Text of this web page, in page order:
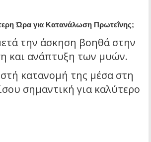
Ώρα για Κατανάλωση Πρωτεΐνης;
την άσκηση βοηθά στην
και ανάπτυξη των μυών.
κατανομή της μέσα στη
σημαντική για καλύτερο